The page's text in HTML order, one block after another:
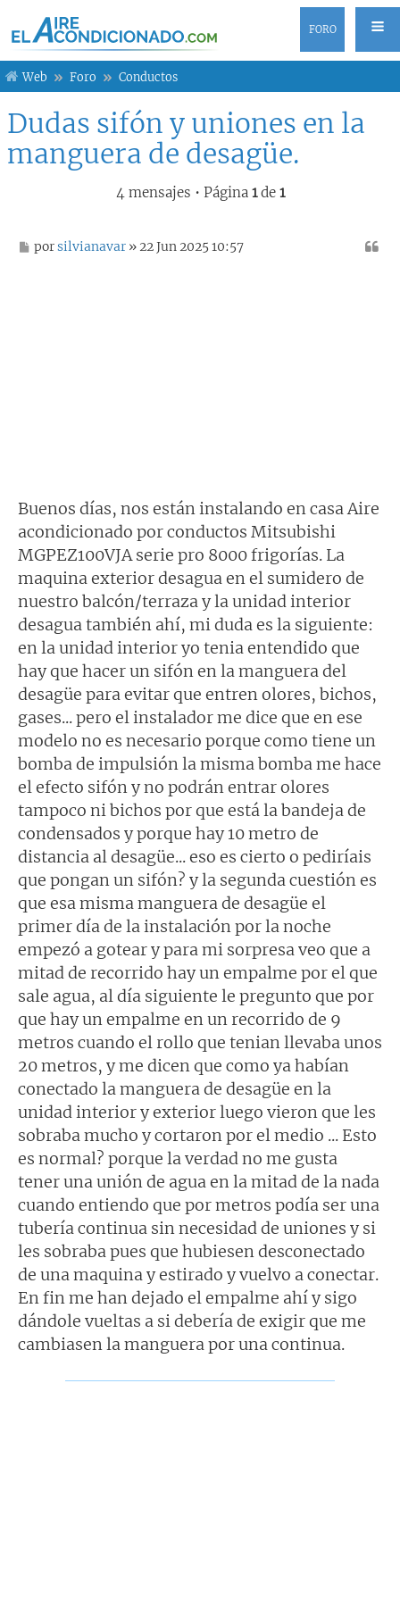
FORO
Web Foro Conductos
Dudas sifón y uniones en la
manguera de desagüe.
4 mensajes • Página 1de 1
M
porsilvianavar » 22 Jun 2025 10:57
Buenos días, nos están instalando en casa Aire
acondicionado por conductos Mitsubishi
MGPEZ100VJA serie pro 8000 frigorías. La
maquina exterior desagua en el sumidero de
nuestro balcón/terraza y la unidad interior
desagua también ahí, mi duda es la siguiente:
en la unidad interior yo tenia entendido que
hay que hacer un sifón en la manguera del
desagüe para evitar que entren olores, bichos,
gases... pero el instalador me dice que en ese
modelo no es necesario porque como tiene un
bomba de impulsión la misma bomba me hace
el efecto sifón y no podrán entrar olores
tampoco ni bichos por que está la bandeja de
condensados y porque hay 10 metro de
distancia al desagüe... eso es cierto o pediríais
que pongan un sifón? y la segunda cuestión es
que esa misma manguera de desagüe el
primer día de la instalación por la noche
empezó a gotear y para mi sorpresa veo que a
mitad de recorrido hay un empalme por el que
sale agua, al día siguiente le pregunto que por
que hay un empalme en un recorrido de 9
metros cuando el rollo que tenian llevaba unos
20 metros, y me dicen que como ya habían
conectado la manguera de desagüe en la
unidad interior y exterior luego vieron que les
sobraba mucho y cortaron por el medio ... Esto
es normal? porque la verdad no me gusta
tener una unión de agua en la mitad de la nada
cuando entiendo que por metros podía ser una
tubería continua sin necesidad de uniones y si
les sobraba pues que hubiesen desconectado
de una maquina y estirado y vuelvo a conectar.
En fin me han dejado el empalme ahí y sigo
dándole vueltas a si debería de exigir que me
cambiasen la manguera por una continua.